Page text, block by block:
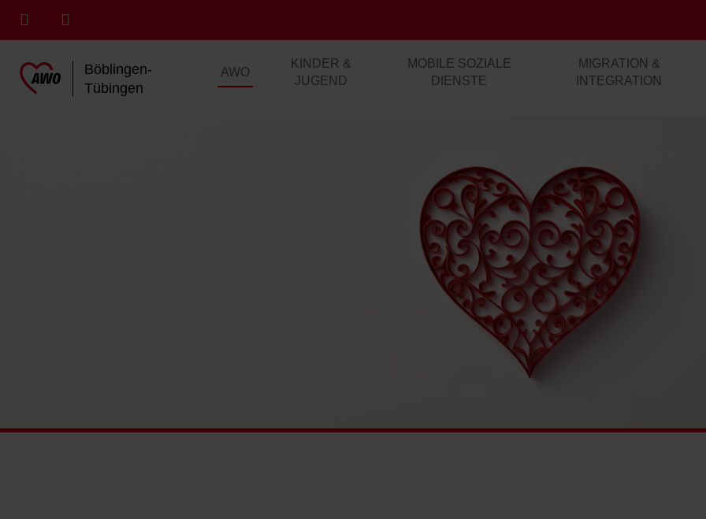
Böblingen-
Tübingen
AWO
KINDER &
JUGEND
MOBILE SOZIALE
DIENSTE
MIGRATION &
INTEGRATION